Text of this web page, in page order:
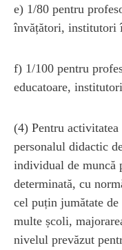
e) 1/80 pentru
învățători, institutori
f) 1/100 pentru
educatoare,
(4) Pentru
personalul didactic
individual de muncă
determinată, cu
cel puțin jumătate de
multe școli,
nivelul prevăzut